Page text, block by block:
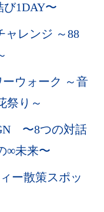
び1DAY〜
ャレンジ ～88
ウォーク ～音
祭り～
〜8つの対話
∞未来〜
ー散策スポッ